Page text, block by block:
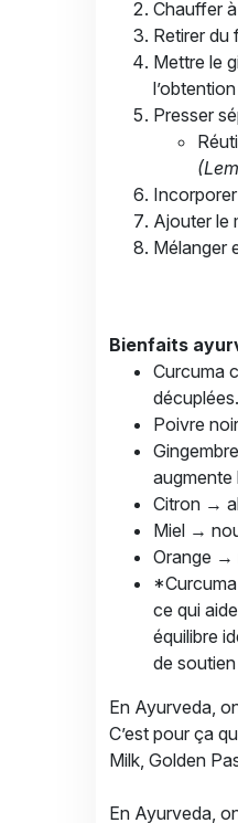
Chauffer
Retirer du
Mettre le
Presser
Ajouter le
Mélanger
Bienfaits
Curcuma
décuplées.
Poivre
augmente
Citron →
Miel →
Orange →
ce qui
équilibre
de
En Ayurveda,
C’est pour ça
Milk, Golden
En Ayurveda,